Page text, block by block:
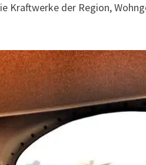
Kraftwerke der Region,